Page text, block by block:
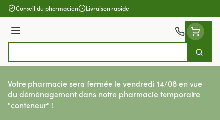
Aller au contenu
Conseil du pharmacien Livraison rapide
Menu
Votre pharmacie sera fermée le vendredi 14/08 en vue
du déménagement dans notre pharmacie temporaire
"conteneur" !